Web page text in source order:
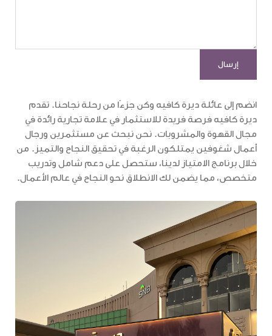
انضم إلى عائلة ديرة كافيه وكن جزءًا من رحلة نجاحنا. تقدم
ديرة كافيه فرصة فريدة للاستثمار في علامة تجارية رائدة في
مجال القهوة والمشروبات. نحن نبحث عن مستثمرين ورجال
أعمال شغوفين يمتلكون الرغبة في تحقيق النجاح والتميز. من
خلال برنامج الامتياز لدينا، ستحصل على دعم شامل وتدريب
متخصص، مما يضمن لك الانطلاق نحو النجاح في عالم الأعمال.